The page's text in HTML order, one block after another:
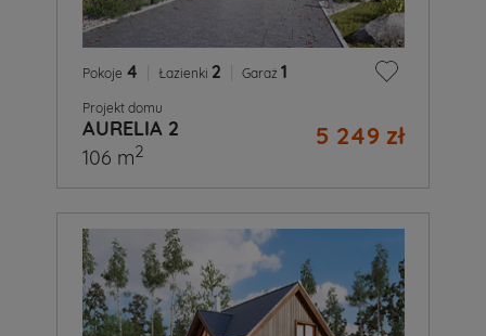
Pokoje 4 Łazienki 2 Garaż 1
Projekt domu
AURELIA 2 5 249 zł
106 m2